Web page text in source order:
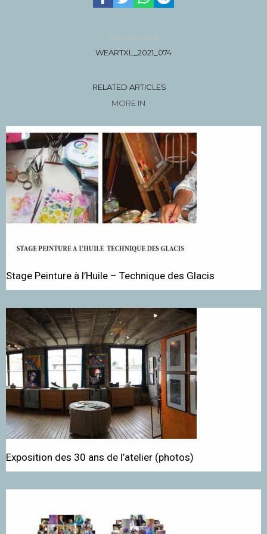
Previous article
WEARTXL_2021_074
RELATED ARTICLES
MORE IN
Stage Peinture à l’Huile – Technique des Glacis
Exposition des 30 ans de l’atelier (photos)